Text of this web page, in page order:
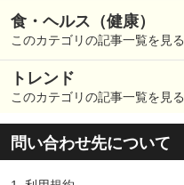
食・ヘルス（健康）
このカテゴリの記事一覧を見る
トレンド
このカテゴリの記事一覧を見る
問い合わせ先について